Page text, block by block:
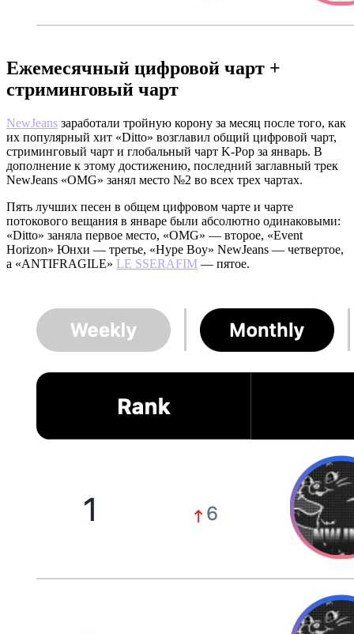
Ежемесячный цифровой чарт +
стриминговый чарт
NewJeans заработали тройную корону за месяц после того, как
их популярный хит «Ditto» возглавил общий цифровой чарт,
стриминговый чарт и глобальный чарт K-Pop за январь. В
дополнение к этому достижению, последний заглавный трек
NewJeans «OMG» занял место №2 во всех трех чартах.
Пять лучших песен в общем цифровом чарте и чарте
потокового вещания в январе были абсолютно одинаковыми:
«Ditto» заняла первое место, «OMG» — второе, «Event
Horizon» Юнхи — третье, «Hype Boy» NewJeans — четвертое,
а «ANTIFRAGILE» LE SSERAFIM — пятое.